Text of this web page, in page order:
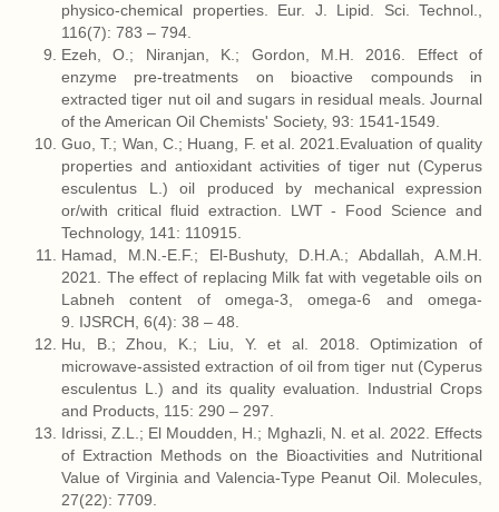
physico-chemical properties. Eur. J. Lipid. Sci. Technol.,
116(7): 783 – 794.
Ezeh, O.; Niranjan, K.; Gordon, M.H. 2016. Effect of
enzyme pre-treatments on bioactive compounds in
extracted tiger nut oil and sugars in residual meals. Journal
of the American Oil Chemists' Society, 93: 1541-1549.
Guo, T.; Wan, C.; Huang, F. et al. 2021.Evaluation of quality
properties and antioxidant activities of tiger nut (Cyperus
esculentus L.) oil produced by mechanical expression
or/with critical fluid extraction. LWT - Food Science and
Technology, 141: 110915.
Hamad, M.N.-E.F.; El-Bushuty, D.H.A.; Abdallah, A.M.H.
2021. The effect of replacing Milk fat with vegetable oils on
Labneh content of omega-3, omega-6 and omega-
9. IJSRCH, 6(4): 38 – 48.
Hu, B.; Zhou, K.; Liu, Y. et al. 2018. Optimization of
microwave-assisted extraction of oil from tiger nut (Cyperus
esculentus L.) and its quality evaluation. Industrial Crops
and Products, 115: 290 – 297.
Idrissi, Z.L.; El Moudden, H.; Mghazli, N. et al. 2022. Effects
of Extraction Methods on the Bioactivities and Nutritional
Value of Virginia and Valencia-Type Peanut Oil. Molecules,
27(22): 7709.